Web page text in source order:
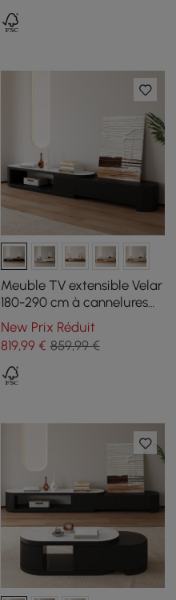
Meuble TV extensible Velar
180-290 cm à cannelures
avec plateau pierre frittée
et 3 tiroirs
New Prix Réduit
819,99€ 859,99 €